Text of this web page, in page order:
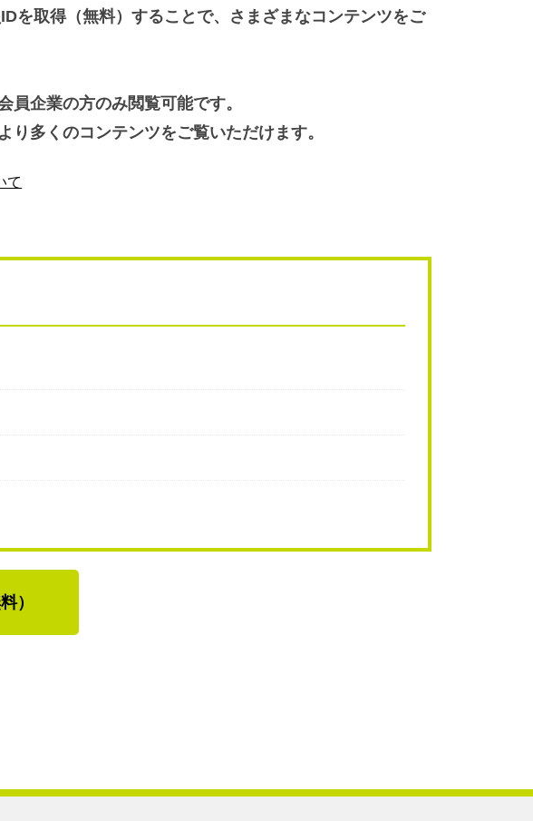
を取得（無料）することで、さまざまなコンテンツをご
企業の方のみ閲覧可能です。
多くのコンテンツをご覧いただけます。
て
）